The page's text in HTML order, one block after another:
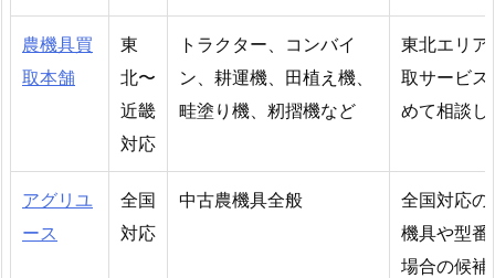
農機具買
取本舗
東
北〜
近畿
対応
トラクター、コンバイ
ン、耕運機、田植え機、
畦塗り機、籾摺機など
東北エリア
取サービス
めて相談し
アグリユ
ース
全国
対応
中古農機具全般
全国対応の
機具や型番
場合の候補